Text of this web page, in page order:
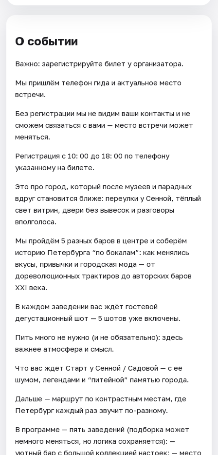
О событии
Важно: зарегистрируйте билет у организатора.
Мы пришлём телефон гида и актуальное место
встречи.
Без регистрации мы не видим ваши контакты и не
сможем связаться с вами — место встречи может
меняться.
Регистрация с 10: 00 до 18: 00 по телефону
указанному на билете.
Это про город, который после музеев и парадных
вдруг становится ближе: переулки у Сенной, тёплый
свет витрин, двери без вывесок и разговоры
вполголоса.
Мы пройдём 5 разных баров в центре и соберём
историю Петербурга “по бокалам”: как менялись
вкусы, привычки и городская мода — от
дореволюционных трактиров до авторских баров
XXI века.
В каждом заведении вас ждёт гостевой
дегустационный шот — 5 шотов уже включены.
Пить много не нужно (и не обязательно): здесь
важнее атмосфера и смысл.
Что вас ждёт Старт у Сенной / Садовой — с её
шумом, легендами и “питейной” памятью города.
Дальше — маршрут по контрастным местам, где
Петербург каждый раз звучит по-разному.
В программе — пять заведений (подборка может
немного меняться, но логика сохраняется): —
уютный бар с большой коллекцией настоек; — место